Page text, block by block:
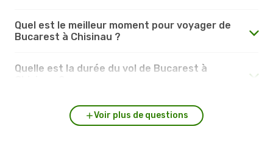
Quel est le meilleur moment pour voyager de
Bucarest à Chisinau ?
Quelle est la durée du vol de Bucarest à
Voir plus de questions